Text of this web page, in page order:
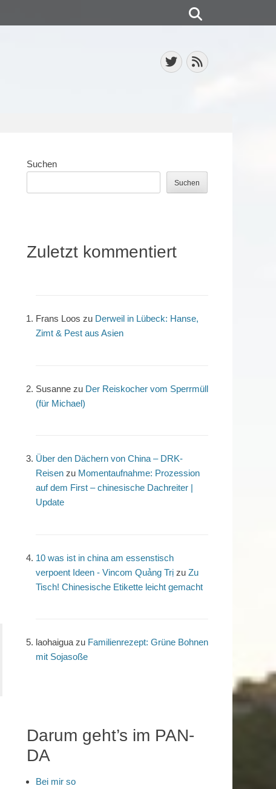
Twitter
Feed
Suchen
Suchen
Zuletzt kommentiert
Frans Loos zu Derweil in Lübeck: Hanse,
Zimt & Pest aus Asien
Susanne zu Der Reiskocher vom Sperrmüll
(für Michael)
Über den Dächern von China – DRK-
Reisen zu Momentaufnahme: Prozession
auf dem First – chinesische Dachreiter |
Update
10 was ist in china am essenstisch
verpoent Ideen - Vincom Quảng Trị zu Zu
Tisch! Chinesische Etikette leicht gemacht
laohaigua zu Familienrezept: Grüne Bohnen
mit Sojasoße
Darum geht’s im PAN-
DA
Bei mir so